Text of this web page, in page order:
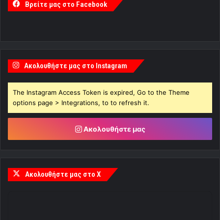
Βρείτε μας στο Facebook
Ακολουθήστε μας στο Instagram
The Instagram Access Token is expired, Go to the Theme
options page > Integrations, to to refresh it.
Ακολουθήστε μας
Ακολουθήστε μας στο X